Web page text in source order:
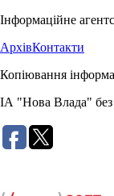
Інформаційне
АрхівКонтакти
Копіювання
ІА "Нова Влада" без